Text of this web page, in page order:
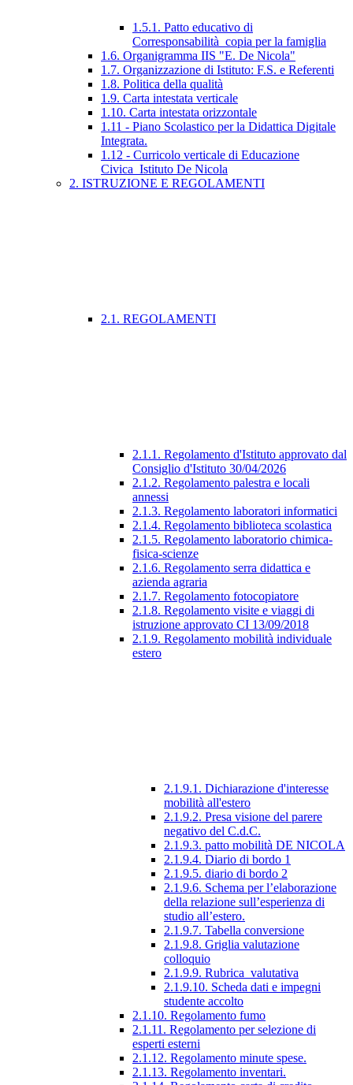
1.5.1. Patto educativo di
Corresponsabilità_copia per la famiglia
1.6. Organigramma IIS "E. De Nicola"
1.7. Organizzazione di Istituto: F.S. e Referenti
1.8. Politica della qualità
1.9. Carta intestata verticale
1.10. Carta intestata orizzontale
1.11 - Piano Scolastico per la Didattica Digitale
Integrata.
1.12 - Curricolo verticale di Educazione
Civica_Istituto De Nicola
2. ISTRUZIONE E REGOLAMENTI
2.1. REGOLAMENTI
2.1.1. Regolamento d'Istituto approvato dal
Consiglio d'Istituto 30/04/2026
2.1.2. Regolamento palestra e locali
annessi
2.1.3. Regolamento laboratori informatici
2.1.4. Regolamento biblioteca scolastica
2.1.5. Regolamento laboratorio chimica-
fisica-scienze
2.1.6. Regolamento serra didattica e
azienda agraria
2.1.7. Regolamento fotocopiatore
2.1.8. Regolamento visite e viaggi di
istruzione approvato CI 13/09/2018
2.1.9. Regolamento mobilità individuale
estero
2.1.9.1. Dichiarazione d'interesse
mobilità all'estero
2.1.9.2. Presa visione del parere
negativo del C.d.C.
2.1.9.3. patto mobilità DE NICOLA
2.1.9.4. Diario di bordo 1
2.1.9.5. diario di bordo 2
2.1.9.6. Schema per l’elaborazione
della relazione sull’esperienza di
studio all’estero.
2.1.9.7. Tabella conversione
2.1.9.8. Griglia valutazione
colloquio
2.1.9.9. Rubrica_valutativa
2.1.9.10. Scheda dati e impegni
studente accolto
2.1.10. Regolamento fumo
2.1.11. Regolamento per selezione di
esperti esterni
2.1.12. Regolamento minute spese.
2.1.13. Regolamento inventari.